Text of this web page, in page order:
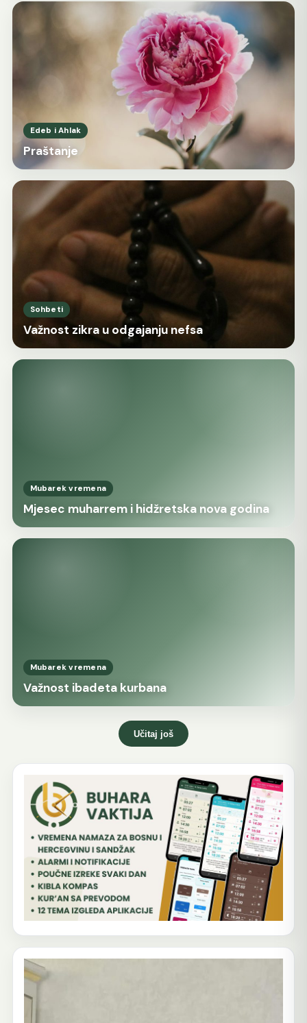
Edeb i Ahlak
Praštanje
Sohbeti
Važnost zikra u odgajanju nefsa
Mubarek vremena
Mjesec muharrem i hidžretska nova godina
Mubarek vremena
Važnost ibadeta kurbana
Učitaj još